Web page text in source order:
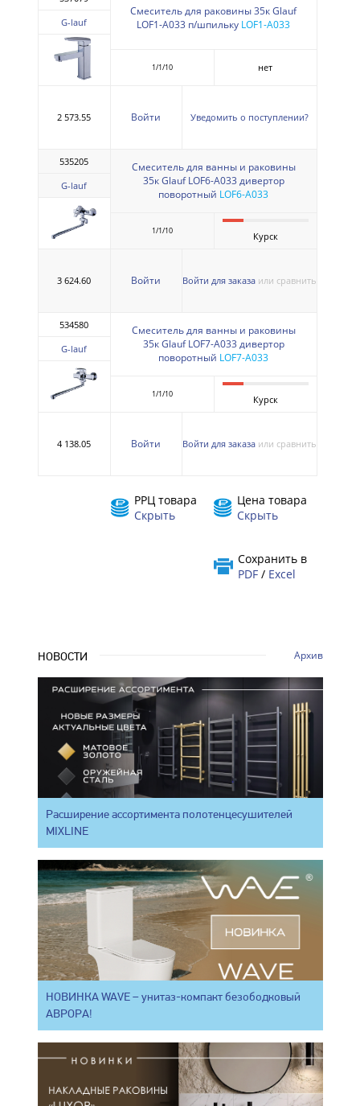
G-lauf
Смеситель для раковины 35к Glauf
LOF1-A033 п/шпильку LOF1-A033
1/1/10 нет
2 573.55 Войти Уведомить о поступлении?
535205
G-lauf
Смеситель для ванны и раковины
35к Glauf LOF6-A033 дивертор
поворотный LOF6-A033
1/1/10 Курск
3 624.60 Войти Войти для заказа или сравнить
534580
G-lauf
Смеситель для ванны и раковины
35к Glauf LOF7-A033 дивертор
поворотный LOF7-A033
1/1/10 Курск
4 138.05 Войти Войти для заказа или сравнить
Цена товара
Скрыть
РРЦ товара
Скрыть
Сохранить в
PDF/ Excel
НОВОСТИ Архив
Расширение ассортимента полотенцесушителей
MIXLINE
НОВИНКА WAVE – унитаз-компакт безободковый
АВРОРА!